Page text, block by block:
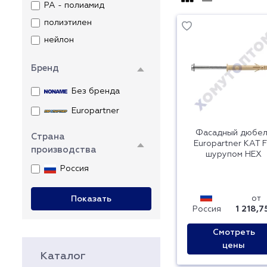
PA - полиамид
полиэтилен
нейлон
Бренд
Без бренда
Europartner
Страна
производства
Россия
Показать
Каталог
Фасадный
Europartner KAT
шурупом HEX
Россия
от
1
Смотреть
цены